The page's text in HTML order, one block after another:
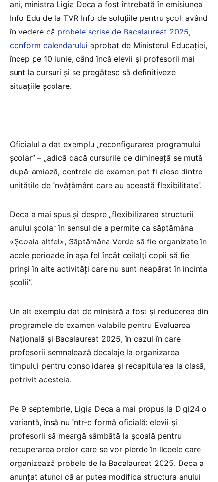
ani, ministra Ligia Deca a fost întrebată în emisiunea
Info Edu de la TVR Info de soluțiile pentru școli având
în vedere că probele scrise de Bacalaureat 2025,
conform calendarului aprobat de Ministerul Educației,
încep pe 10 iunie, când încă elevii și profesorii mai
sunt la cursuri și se pregătesc să definitiveze
situațiile școlare.
Oficialul a dat exemplu „reconfigurarea programului
școlar” – „adică dacă cursurile de dimineață se mută
după-amiază, centrele de examen pot fi alese dintre
unitățile de învățământ care au această flexibilitate”.
Deca a mai spus și despre „flexibilizarea structurii
anului școlar în sensul de a permite ca săptămâna
«Școala altfel», Săptămâna Verde să fie organizate în
acele perioade în așa fel încât ceilalți copii să fie
prinși în alte activități care nu sunt neapărat în incinta
școlii”.
Un alt exemplu dat de ministră a fost și reducerea din
programele de examen valabile pentru Evaluarea
Națională și Bacalaureat 2025, în cazul în care
profesorii semnalează decalaje la organizarea
timpului pentru consolidarea și recapitularea la clasă,
potrivit acesteia.
Pe 9 septembrie, Ligia Deca a mai propus la Digi24 o
variantă, însă nu într-o formă oficială: elevii și
profesorii să meargă sâmbătă la școală pentru
recuperarea orelor care se vor pierde în liceele care
organizează probele de la Bacalaureat 2025. Deca a
anunțat atunci că ar putea modifica structura anului